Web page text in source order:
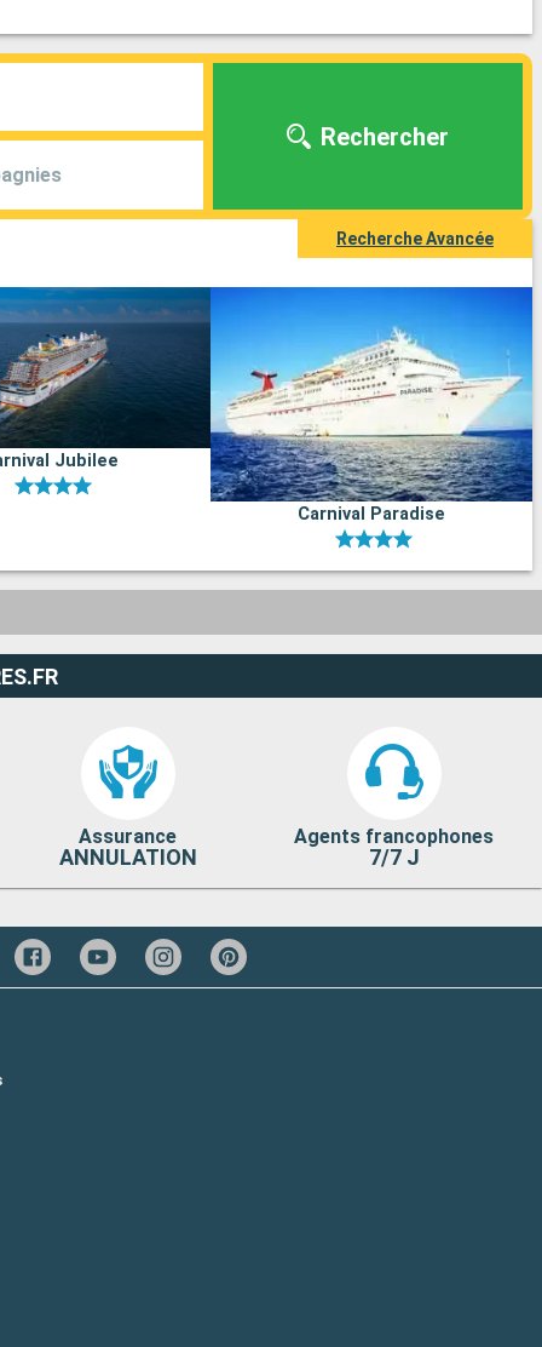
Rechercher
Recherche Avancée
Jubilee
Carnival Paradise
Assurance
ANNULATION
Agents francophones
7/7 J